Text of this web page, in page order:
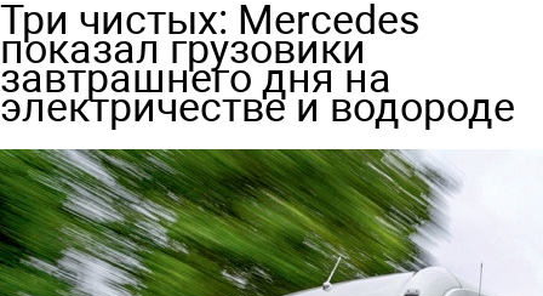
Три чистых: Mercedes
показал грузовики
завтрашнего дня на
электричестве и водороде